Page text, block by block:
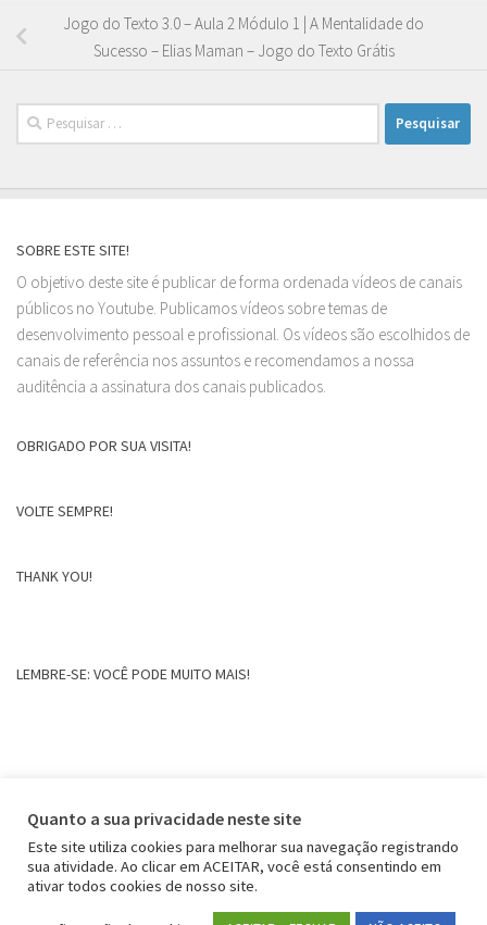
Jogo do Texto 3.0 – Aula 2 Módulo 1 | A Mentalidade do
Sucesso – Elias Maman – Jogo do Texto Grátis
Pesquisar
por:
SOBRE ESTE SITE!
O objetivo deste site é publicar de forma ordenada vídeos de canais
públicos no Youtube. Publicamos vídeos sobre temas de
desenvolvimento pessoal e profissional. Os vídeos são escolhidos de
canais de referência nos assuntos e recomendamos a nossa
auditência a assinatura dos canais publicados.
OBRIGADO POR SUA VISITA!
VOLTE SEMPRE!
THANK YOU!
LEMBRE-SE: VOCÊ PODE MUITO MAIS!
Quanto a sua privacidade neste site
Este site utiliza cookies para melhorar sua navegação registrando
sua atividade. Ao clicar em ACEITAR, você está consentindo em
ativar todos cookies de nosso site.